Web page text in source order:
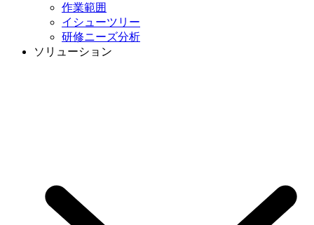
作業範囲
イシューツリー
研修ニーズ分析
ソリューション